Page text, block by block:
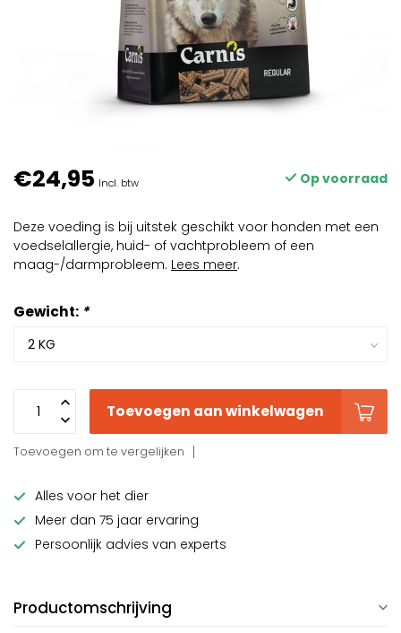
€24,95 Incl. btw Op voorraad
Deze voeding is bij uitstek geschikt voor honden met een
voedselallergie, huid- of vachtprobleem of een
maag-/darmprobleem. Lees meer.
Gewicht: *
Toevoegen aan winkelwagen
Toevoegen om te vergelijken
Alles voor het dier
Meer dan 75 jaar ervaring
Persoonlijk advies van experts
Productomschrijving